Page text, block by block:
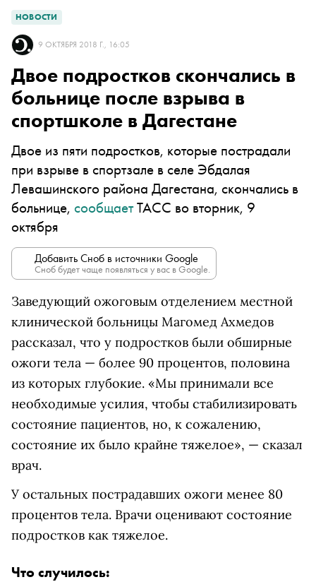
НОВОСТИ
9 ОКТЯБРЯ 2018 Г., 16:05
Двое подростков скончались в
больнице после взрыва в
спортшколе в Дагестане
Двое из пяти подростков, которые пострадали
при взрыве в спортзале в селе Эбдалая
Левашинского района Дагестана, скончались в
больнице, сообщаетТАСС во вторник, 9
октября
Добавить Сноб в источники Google
Сноб будет чаще появляться у вас в Google.
Заведующий ожоговым отделением местной
клинической больницы Магомед Ахмедов
рассказал, что у подростков были обширные
ожоги тела — более 90 процентов, половина
из которых глубокие. «Мы принимали все
необходимые усилия, чтобы стабилизировать
состояние пациентов, но, к сожалению,
состояние их было крайне тяжелое», — сказал
врач.
У остальных пострадавших ожоги менее 80
процентов тела. Врачи оценивают состояние
подростков как тяжелое.
Что случилось: